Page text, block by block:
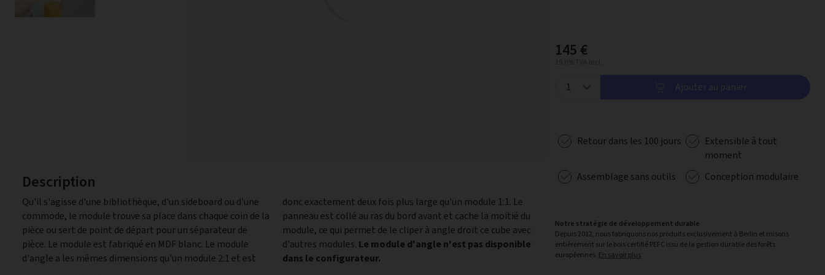
Description
Qu'il s'agisse d'une bibliothèque, d'un sideboard ou d'une
commode, le module trouve sa place dans chaque coin de la
pièce ou sert de point de départ pour un séparateur de
pièce. Le module est fabriqué en MDF blanc. Le module
d'angle a les mêmes dimensions qu'un module 2:1 et est
donc exactement deux fois plus large qu'un module 1:1. Le
panneau est collé au ras du bord avant et cache la moitié du
module, ce qui permet de le cliper à angle droit ce cube avec
d'autres modules. Le module d'angle n'est pas disponible
dans le configurateur.
145 €
Ajouter au panier
Retour dans les 100 jours
Extensible à tout
moment
Assemblage sans outils
Conception modulaire
Notre stratégie de développement durable
Depuis 2012, nous fabriquons nos produits exclusivement à Berlin et misons
entièrement sur le bois certifié PEFC issu de la gestion durable des forêts
européennes. En savoir plus